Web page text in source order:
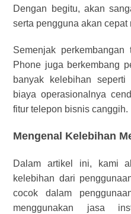
Dengan begitu, akan
serta pengguna akan cepat
Semenjak
Phone juga berkembang
banyak kelebihan
biaya operasionalnya
fitur telepon bisnis canggih.
Mengenal Kelebihan
Dalam artikel ini, kami
kelebihan dari
cocok dalam
menggunakan jasa